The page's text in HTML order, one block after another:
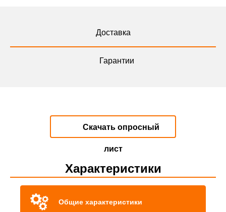
Доставка
Гарантии
Скачать опросный
лист
Характеристики
Общие характеристики